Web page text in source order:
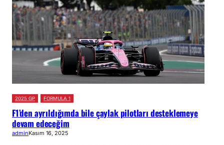
2025 GP FORMULA 1
F1’den ayrıldığımda bile çaylak pilotları desteklemeye
devam edeceğim
adminKasım 16, 2025